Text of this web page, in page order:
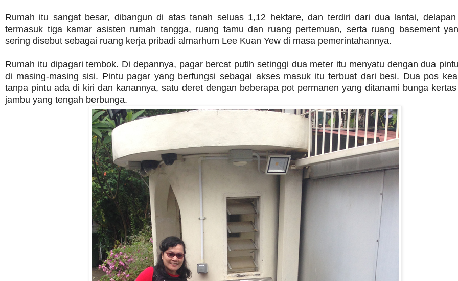
Rumah itu sangat besar, dibangun di atas tanah seluas 1,12 hektare, dan terdiri dari dua lantai, delapan
termasuk tiga kamar asisten rumah tangga, ruang tamu dan ruang pertemuan, serta ruang basement
sering disebut sebagai ruang kerja pribadi almarhum Lee Kuan Yew di masa pemerintahannya.
Rumah itu dipagari tembok. Di depannya, pagar bercat putih setinggi dua meter itu menyatu dengan dua
di masing-masing sisi. Pintu pagar yang berfungsi sebagai akses masuk itu terbuat dari besi. Dua pos
tanpa pintu ada di kiri dan kanannya, satu deret dengan beberapa pot permanen yang ditanami bunga
jambu yang tengah berbunga.